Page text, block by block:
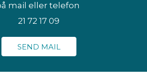
mail eller telefon
21 72 17 09
SEND MAIL